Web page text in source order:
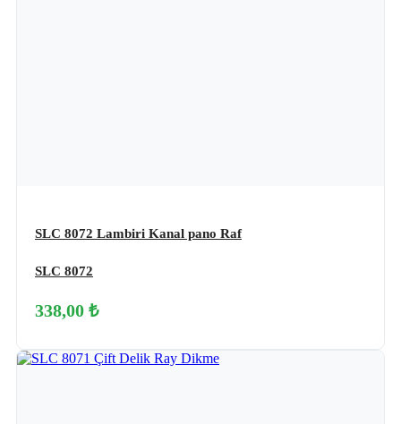
SLC 8072 Lambiri Kanal pano Raf
SLC 8072
338,00 ₺